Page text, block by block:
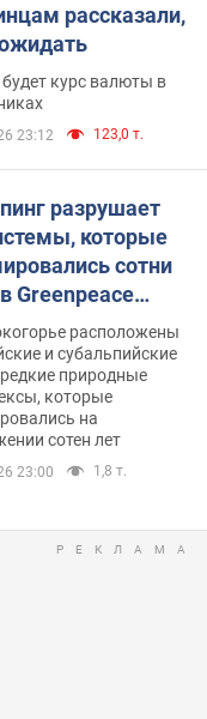
рассказали,
курс валюты в
23:12 123,0 т.
разрушает
которые
сотни
Greenpeace
тревогурасположены
и субальпийские
природные
которые
на
сотен лет
23:00 1,8 т.